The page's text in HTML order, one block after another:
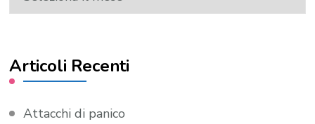
Gli
Articoli Recenti
Attacchi di panico